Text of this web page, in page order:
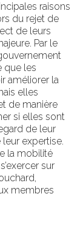
raisons
du rejet de
de leurs
Par le
que les
améliorer la
elles
de manière
si elles sont
de leur
expertise.
la mobilité
sur
membres